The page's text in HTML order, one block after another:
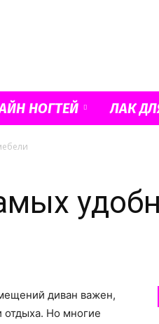
Французский
НОГТЕЙ ЛАК
диван важен,
отдыха. Но многие